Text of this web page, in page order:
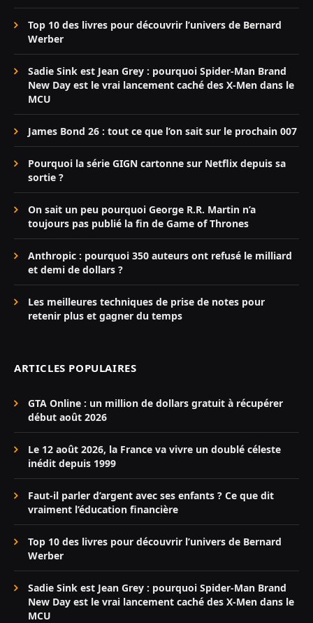
Top 10 des livres pour découvrir l’univers de Bernard
Werber
Sadie Sink est Jean Grey : pourquoi Spider-Man Brand
New Day est le vrai lancement caché des X-Men dans le
MCU
James Bond 26 : tout ce que l’on sait sur le prochain 007
Pourquoi la série GIGN cartonne sur Netflix depuis sa
sortie ?
On sait un peu pourquoi George R.R. Martin n’a
toujours pas publié la fin de Game of Thrones
Anthropic : pourquoi 350 auteurs ont refusé le milliard
et demi de dollars ?
Les meilleures techniques de prise de notes pour
retenir plus et gagner du temps
ARTICLES POPULAIRES
GTA Online : un million de dollars gratuit à récupérer
début août 2026
Le 12 août 2026, la France va vivre un doublé céleste
inédit depuis 1999
Faut-il parler d’argent avec ses enfants ? Ce que dit
vraiment l’éducation financière
Top 10 des livres pour découvrir l’univers de Bernard
Werber
Sadie Sink est Jean Grey : pourquoi Spider-Man Brand
New Day est le vrai lancement caché des X-Men dans le
MCU